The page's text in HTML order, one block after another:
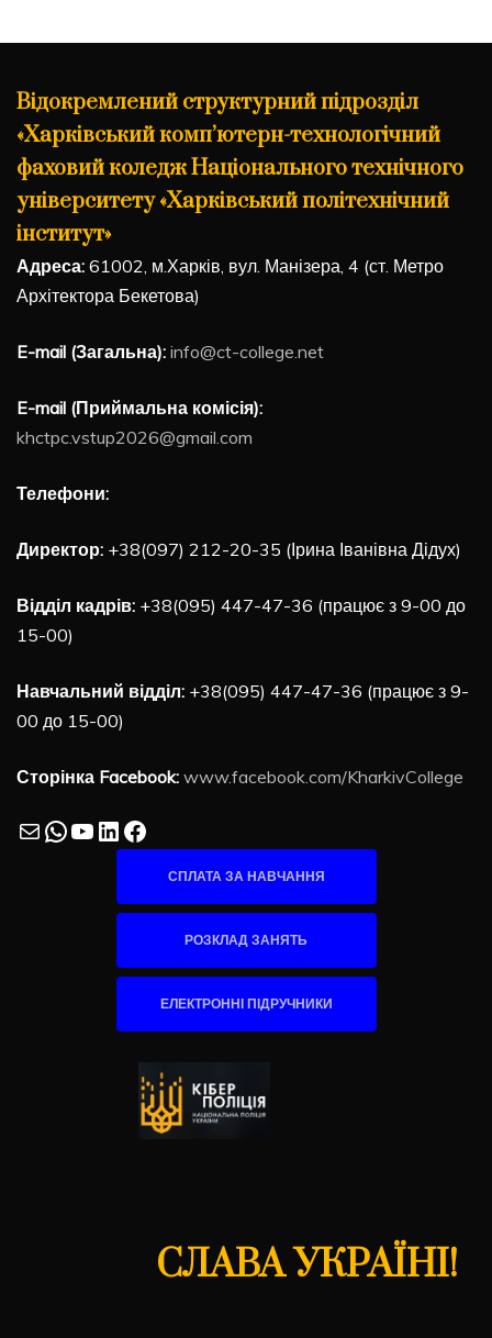
Відокремлений структурний підрозділ
«Харківський комп’ютерн-технологічний
фаховий коледж Національного технічного
університету «Харківський політехнічний
інститут»
Адреса: 61002, м.Харків, вул. Манізера, 4 (ст. Метро
Архітектора Бекетова)
E-mail (Загальна): info@ct-college.net
E-mail (Приймальна комісія):
khctpc.vstup2026@gmail.com
Телефони:
Директор: +38(097) 212-20-35 (Ірина Іванівна Дідух)
Відділ кадрів: +38(095) 447-47-36 (працює з 9-00 до
15-00)
Навчальний відділ: +38(095) 447-47-36 (працює з 9-
00 до 15-00)
Сторінка Facebook: www.facebook.com/KharkivCollege
MailWhatsApp
YouTube
LinkedIn
Facebook
СПЛАТА ЗА НАВЧАННЯ
РОЗКЛАД ЗАНЯТЬ
ЕЛЕКТРОННІ ПІДРУЧНИКИ
СЛАВА УКРАЇНІ!